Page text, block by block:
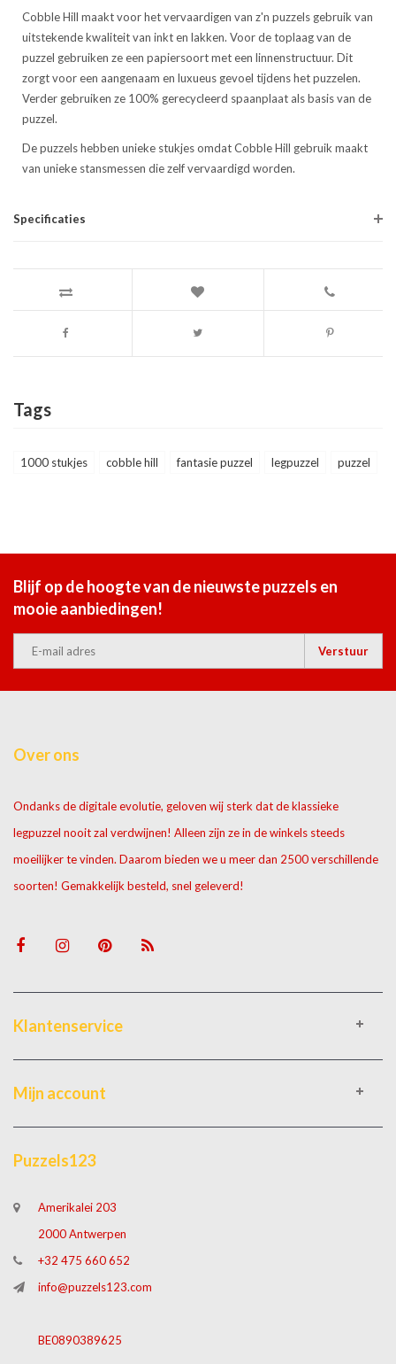
Cobble Hill maakt voor het vervaardigen van z'n puzzels gebruik van
uitstekende kwaliteit van inkt en lakken. Voor de toplaag van de
puzzel gebruiken ze een papiersoort met een linnenstructuur. Dit
zorgt voor een aangenaam en luxueus gevoel tijdens het puzzelen.
Verder gebruiken ze 100% gerecycleerd spaanplaat als basis van de
puzzel.
De puzzels hebben unieke stukjes omdat Cobble Hill gebruik maakt
van unieke stansmessen die zelf vervaardigd worden.
Specificaties
Tags
1000 stukjes cobble hill fantasie puzzel legpuzzel puzzel
Blijf op de hoogte van de nieuwste puzzels en
mooie aanbiedingen!
Verstuur
Over ons
Ondanks de digitale evolutie, geloven wij sterk dat de klassieke
legpuzzel nooit zal verdwijnen! Alleen zijn ze in de winkels steeds
moeilijker te vinden. Daarom bieden we u meer dan 2500 verschillende
soorten! Gemakkelijk besteld, snel geleverd!
Klantenservice
Mijn account
Puzzels123
Amerikalei 203
2000 Antwerpen
+32 475 660 652
info@puzzels123.com
BE0890389625